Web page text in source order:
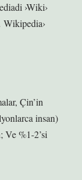
›Wiki›
Çin’in
insan)
Ve %1-2’si